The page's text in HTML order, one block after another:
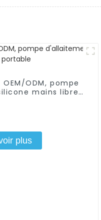
ODM, pompe
mains libres
plus